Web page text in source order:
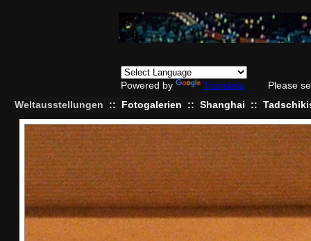
Powered by Translate
Please
Weltausstellungen
:: Fotogalerien :: Shanghai ::